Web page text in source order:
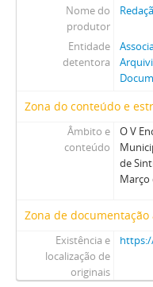
Nome do
produtor
Entidade
detentora
Zona do conteúdo e
Âmbito e
conteúdo
O V
de
Março
Zona de documentação
Existência e
localização de
originais